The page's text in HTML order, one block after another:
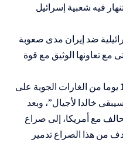
فيه شعبية إسرائيل
ضد إيران مدى صعوبة
تعاونها الوثيق مع قوة
الغارات الجوية على
سيبقى خالدا لأجيال”، وبعد
مع أمريكا، إلى صراع
من هذا الصراع تدمير